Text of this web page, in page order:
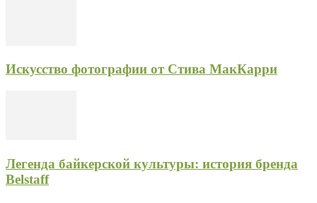
Искусство фотографии от Стива МакКарри
Легенда байкерской культуры: история бренда
Belstaff